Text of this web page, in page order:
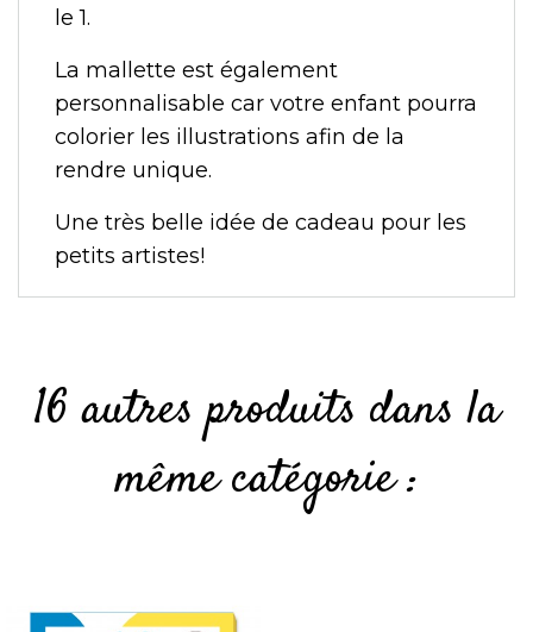
le 1.
La mallette est également
personnalisable car votre enfant pourra
colorier les illustrations afin de la
rendre unique.
Une très belle idée de cadeau pour les
petits artistes!
16 autres produits dans la
même catégorie :